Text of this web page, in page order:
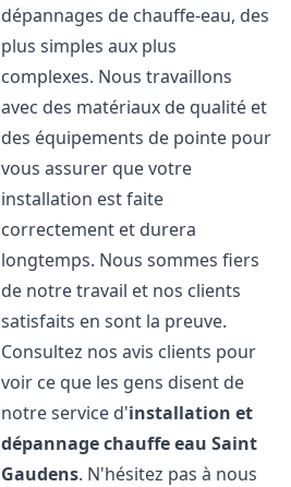
dépannages de chauffe-eau, des
plus simples aux plus
complexes. Nous travaillons
avec des matériaux de qualité et
des équipements de pointe pour
vous assurer que votre
installation est faite
correctement et durera
longtemps. Nous sommes fiers
de notre travail et nos clients
satisfaits en sont la preuve.
Consultez nos avis clients pour
voir ce que les gens disent de
notre service d'installation et
dépannage chauffe eau Saint
Gaudens. N'hésitez pas à nous